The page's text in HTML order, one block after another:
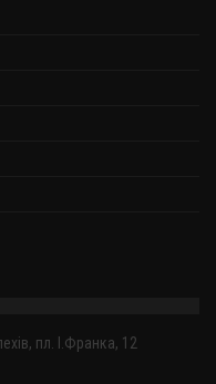
пл. І.Франка, 12